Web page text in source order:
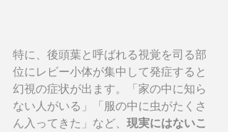
特に、後頭葉と呼ばれる視覚を司る部
位にレビー小体が集中して発症すると
幻視の症状が出ます。「家の中に知ら
ない人がいる」「服の中に虫がたくさ
ん入ってきた」など、 現実にはないこ